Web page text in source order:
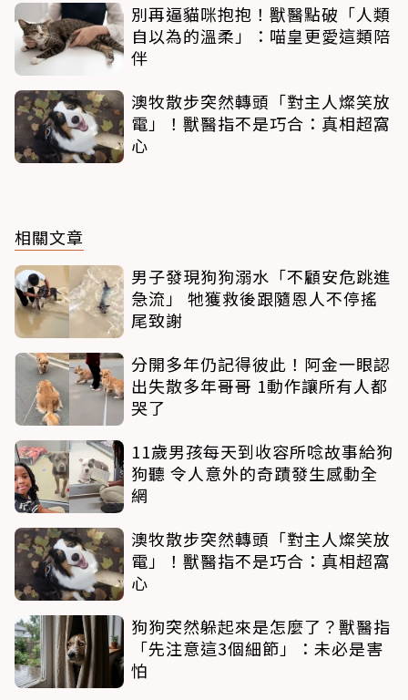
別再逼貓咪抱抱！獸醫點破「人類
自以為的溫柔」：喵皇更愛這類陪
伴
澳牧散步突然轉頭「對主人燦笑放
電」！獸醫指不是巧合：真相超窩
心
相關文章
男子發現狗狗溺水「不顧安危跳進
急流」 牠獲救後跟隨恩人不停搖
尾致謝
分開多年仍記得彼此！阿金一眼認
出失散多年哥哥 1動作讓所有人都
哭了
11歲男孩每天到收容所唸故事給狗
狗聽 令人意外的奇蹟發生感動全
網
澳牧散步突然轉頭「對主人燦笑放
電」！獸醫指不是巧合：真相超窩
心
狗狗突然躲起來是怎麼了？獸醫指
「先注意這3個細節」：未必是害
怕